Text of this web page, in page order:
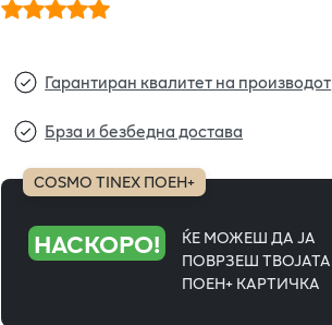
Гарантиран квалитет на производот
Брза и безбедна достава
COSMO TINEX ПОЕН+
НАСКОРО!
ЌЕ МОЖЕШ ДА ЈА
ПОВРЗЕШ ТВОЈАТА
ПОЕН+ КАРТИЧКА